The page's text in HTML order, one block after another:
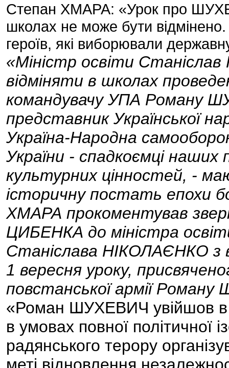
Степан ХМАРА: «Урок про
школах не може бути
героїв, які виборювали
«Міністр освіти
відміняти в школах
командувачу УПА Роману
представник Української
Україна-Народна
України - спадкоємці
культурних цінностей, -
історичну постать епохи
ХМАРА прокоментував
ЦИБЕНКА до міністра
Станіслава НІКОЛАЄНКО з
1 вересня уроку,
повстанської армії
«Роман ШУХЕВИЧ увійшов в
в умовах повної політичної
радянського терору